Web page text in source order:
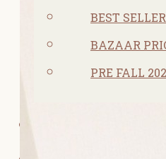
BEST
BAZAAR
PRE FALL